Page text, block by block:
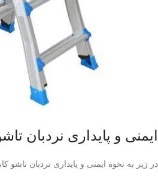
ایمنی و پایداری نردبان تاشو 2/8 متری
در زیر به نحوه ایمنی و پایداری نردبان